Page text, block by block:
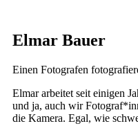
Elmar Bauer
Einen Fotografen
Elmar arbeitet seit einigen
und ja, auch wir
die Kamera. Egal, wie